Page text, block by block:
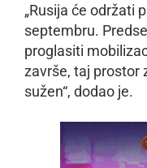
„Rusija će održati
septembru.
proglasiti
završe, taj prostor
sužen“, dodao je.